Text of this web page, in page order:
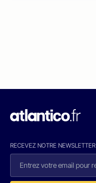
RECEVEZ NOTRE NEWSLETTER